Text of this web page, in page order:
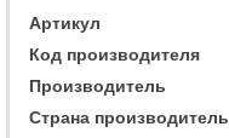
Артикул
Код производителя
Производитель
Страна производитель